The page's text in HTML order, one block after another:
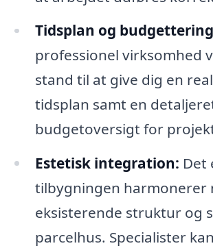
Tidsplan og
professionel virksomhed
stand til at give dig en
tidsplan samt en
budgetoversigt for
Estetisk integration: Det
tilbygningen harmonerer
eksisterende struktur og
parcelhus. Specialister